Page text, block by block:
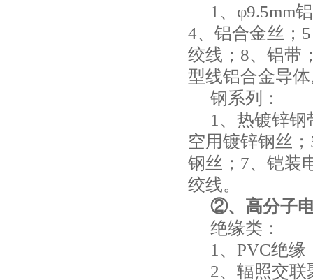
1、φ9.5mm
4、铝合金丝；
绞线；8、铝带
型线铝合金导
钢系列：
1、热镀锌
空用镀锌钢丝
钢丝；7、铠装
绞线。
②、高分子
绝缘类：
1、PVC绝缘
2、辐照交